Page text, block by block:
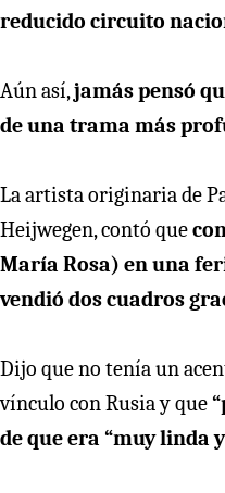
reducido circuito
Aún así,jamás pensó
de una trama más
La artista originaria de
Heijwegen, contó que
María Rosa) en una
vendió dos cuadros
Dijo que no tenía un
vínculo con Rusia y que
de que era “muy linda